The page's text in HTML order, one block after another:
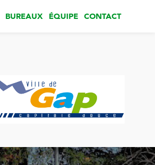
BUREAUX ÉQUIPE CONTACT